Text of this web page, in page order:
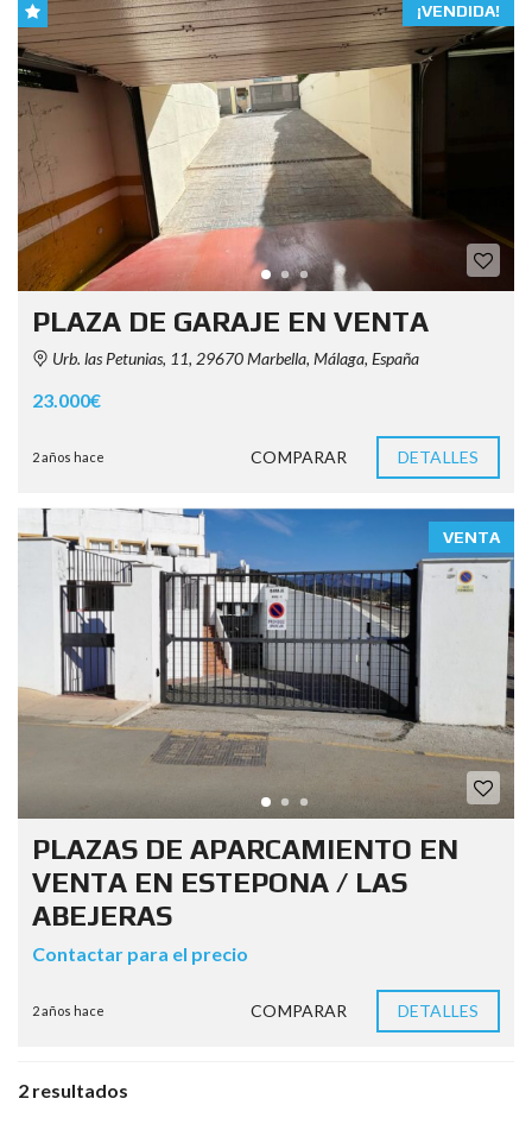
¡VENDIDA!
PLAZA DE GARAJE EN VENTA
Urb. las Petunias, 11, 29670 Marbella, Málaga, España
23.000€
2 años hace COMPARAR DETALLES
VENTA
PLAZAS DE APARCAMIENTO EN
VENTA EN ESTEPONA / LAS
ABEJERAS
Contactar para el precio
2 años hace COMPARAR DETALLES
2 resultados